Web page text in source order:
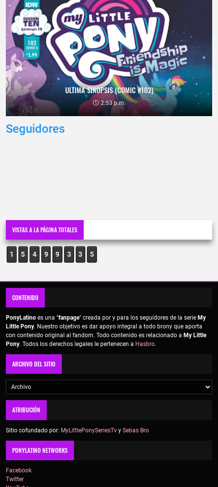
ULTIMA SINOPSIS (COMIC #102)
2:53 p.m.
Seguidores
VISTAS A LA PÁGINA TOTALES
1 5 4 9 9 3 3 5
CONTENIDO
PonyLatino es una "fanpage" creada por y para los seguidores de la serie My
Little Pony. Nuestro objetivo es dar apoyo integral a todo brony que aporta
con contenido original al fandom. Todo contenido es relacionado a My Little
Pony. Todos los derechos legales le pertenecen a Hasbro.
ARCHIVO DEL SITIO
ATRIBUCIÓN
Sitio cofundado por: MyLittlePonySeriesTv y Sebas Bro
PONYLATINO NETWORKS
Facebook
Twitter